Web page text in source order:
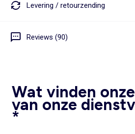
Levering / retourzending
Reviews (90)
Wat vinden
van onze
*